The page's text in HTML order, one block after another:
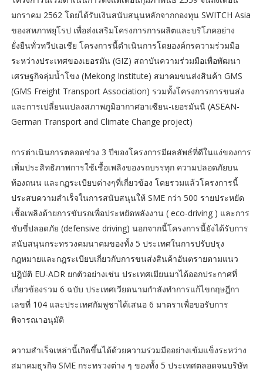
มกราคม 2562 โดยได้รับเงินสนับสนุนหลักจากกองทุน SWITCH Asia
ของสหภาพยุโรป เพื่อส่งเสริมโครงการการผลิตและบริโภคอย่าง
ยั่งยืนทั่วทวีปเอเชีย โครงการนี้ดำเนินการโดยองค์กรความร่วมมือ
ระหว่างประเทศของเยอรมัน (GIZ) สถาบันความร่วมมือเพื่อพัฒนา
เศรษฐกิจลุ่มน้ำโขง (Mekong Institute) สมาคมขนส่งสินค้า GMS
(GMS Freight Transport Association) รวมทั้งโครงการการขนส่ง
และการเปลี่ยนแปลงสภาพภูมิอากาศอาเซียน-เยอรมันนี (ASEAN-
German Transport and Climate Change project)
การต่าเนินการตลอดช่วง 3 ปีของโครงการมีผลลัพธ์ที่ดีในแง่ของการ
เพิ่มประสิทธิภาพการใช้เชื้อเพลิงของรถบรรทุก ความปลอดภัยบน
ท้องถนน และกฏระเบียบต่างๆที่เกี่ยวข้อง โดยรวมแล้วโครงการนี้
ประสบความสำเร็จในการสนับสนุนให้ SME กว่า 500 รายประหยัด
เชื้อเพลิงด้ายการขับรถเพื่อประหยัดพลังงาน ( eco-driving ) และการ
ขับขี่ปลอดภัย (defensive driving) นอกจากนี้โครงการนี้ยังได้รับการ
สนับสนุนกระทรวงคมนาคมของทั้ง 5 ประเทศในการปรับปรุง
กฎหมายและกฎระเบียบเกี่ยวกับการขนส่งสินค้าอันตรายตามแนว
ปฎิบัติ EU-ADR ยกตัวอย่างเช่น ประเทศเมียนมาได้ออกประกาศที่
เกี่ยวข้องรวม 6 ฉบับ ประเทศเวียดนามกำลังทำการแก้ไขกฤษฎีกา
เลขที่ 104 และประเทศกัมพูชาได้เสนอ 6 มาตราเพื่อขอรับการ
พิจารณาอนุมัติ
ความสำเร็จเหล่านี้เกิดขึ้นได้ด้วยความร่วมมืออย่างเข้มแข็งระหว่าง
สมาคมธุรกิจ SME กระทรวงต่าง ๆ ของทั้ง 5 ประเทศตลอดจนบริษัท